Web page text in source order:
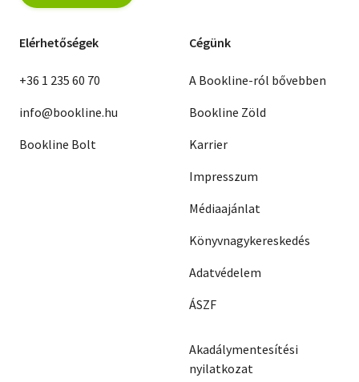
Elérhetőségek
+36 1 235 60 70
info@bookline.hu
Bookline Bolt
Cégünk
A Bookline-ról bővebben
Bookline Zöld
Karrier
Impresszum
Médiaajánlat
Könyvnagykereskedés
Adatvédelem
ÁSZF
Akadálymentesítési
nyilatkozat